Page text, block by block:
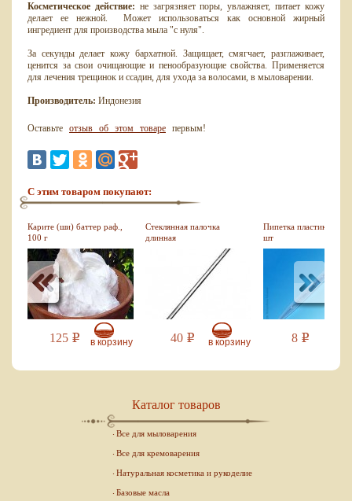
Косметическое действие: не загрязняет поры, увлажняет, питает кожу
делает ее нежной. Может использоваться как основной жирный
ингредиент для производства мыла "с нуля".
За секунды делает кожу бархатной. Защищает, смягчает, разглаживает,
ценится за свои очищающие и пенообразующие свойства. Применяется
для лечения трещинок и ссадин, для ухода за волосами, в мыловарении.
Производитель: Индонезия
Оставьте отзыв об этом товаре первым!
С этим товаром покупают:
Карите (ши) баттер раф.,
100 г
125 Р в корзину
Стеклянная палочка
длинная
40 Р в корзину
Пипетка пластиковая, 1
шт
8 Р
Каталог товаров
Все для мыловарения
Все для кремоварения
Натуральная косметика и рукоделие
Базовые масла